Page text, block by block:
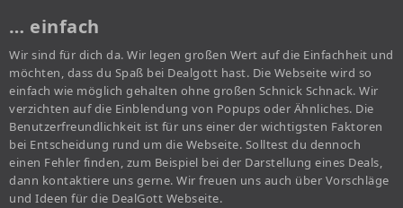
… einfach
Wir sind für dich da. Wir legen großen Wert auf die Einfachheit und
möchten, dass du Spaß bei Dealgott hast. Die Webseite wird so
einfach wie möglich gehalten ohne großen Schnick Schnack. Wir
verzichten auf die Einblendung von Popups oder Ähnliches. Die
Benutzerfreundlichkeit ist für uns einer der wichtigsten Faktoren
bei Entscheidung rund um die Webseite. Solltest du dennoch
einen Fehler finden, zum Beispiel bei der Darstellung eines Deals,
dann kontaktiere uns gerne. Wir freuen uns auch über Vorschläge
und Ideen für die DealGott Webseite.